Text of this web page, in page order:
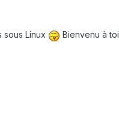
Linux Bienvenu à toi